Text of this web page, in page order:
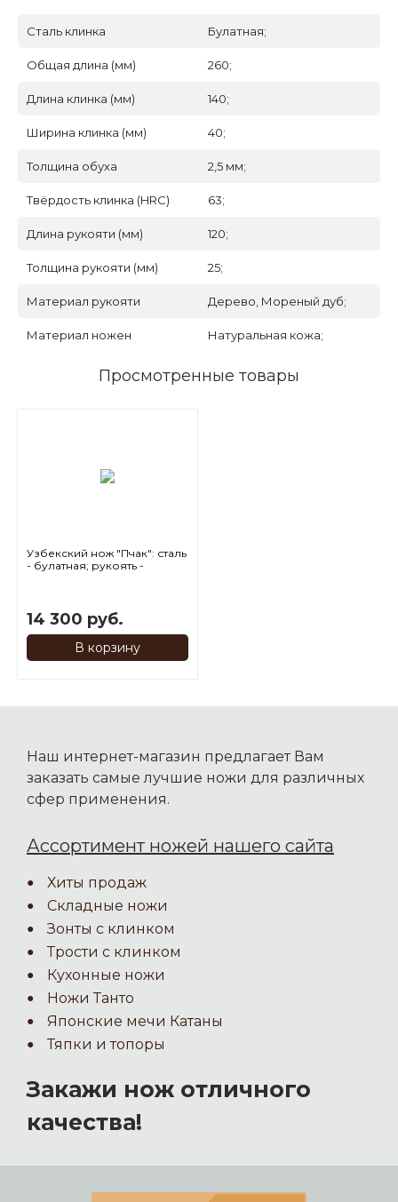
Сталь клинка Булатная;
Общая длина (мм) 260;
Длина клинка (мм) 140;
Ширина клинка (мм) 40;
Толщина обуха 2,5 мм;
Твёрдость клинка (HRC) 63;
Длина рукояти (мм) 120;
Толщина рукояти (мм) 25;
Материал рукояти Дерево, Мореный дуб;
Материал ножен Натуральная кожа;
Просмотренные товары
Узбекский нож "Пчак": сталь
- булатная; рукоять -
14 300 руб.
В корзину
Наш интернет-магазин предлагает Вам
заказать самые лучшие ножи для различных
сфер применения.
Ассортимент ножей нашего сайта
Хиты продаж
Складные ножи
Зонты с клинком
Трости с клинком
Кухонные ножи
Ножи Танто
Японские мечи Катаны
Тяпки и топоры
Закажи нож отличного
качества!